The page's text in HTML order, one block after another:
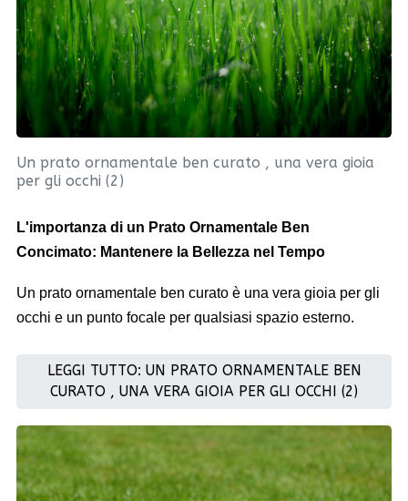
Un prato ornamentale ben curato , una vera gioia
per gli occhi (2)
L'importanza di un Prato Ornamentale Ben
Concimato: Mantenere la Bellezza nel Tempo
Un prato ornamentale ben curato è una vera gioia per gli
occhi e un punto focale per qualsiasi spazio esterno.
LEGGI TUTTO: UN PRATO ORNAMENTALE BEN
CURATO , UNA VERA GIOIA PER GLI OCCHI (2)